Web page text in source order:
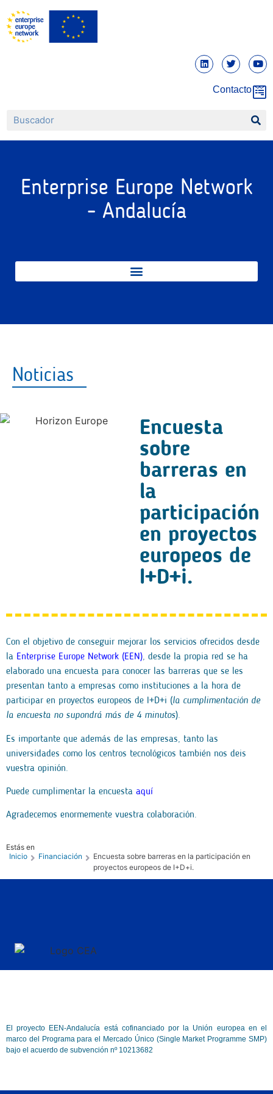
Contacto
Enterprise Europe Network
- Andalucía
Noticias
Encuesta
sobre
barreras en
la
participación
en proyectos
europeos de
I+D+i.
Con el objetivo de conseguir mejorar los servicios ofrecidos desde
la Enterprise Europe Network (EEN), desde la propia red se ha
elaborado una encuesta para conocer las barreras que se les
presentan tanto a empresas como instituciones a la hora de
participar en proyectos europeos de I+D+i (la cumplimentación de
la encuesta no supondrá más de 4 minutos).
Es importante que además de las empresas, tanto las
universidades como los centros tecnológicos también nos deis
vuestra opinión.
Puede cumplimentar la encuesta aquí
Agradecemos enormemente vuestra colaboración.
Estás en
Inicio
Financiación
Encuesta sobre barreras en la participación en
proyectos europeos de I+D+i.
El proyecto EEN-Andalucía está cofinanciado por la Unión europea en el
marco del Programa para el Mercado Único (Single Market Programme SMP)
bajo el acuerdo de subvención nº 10213682